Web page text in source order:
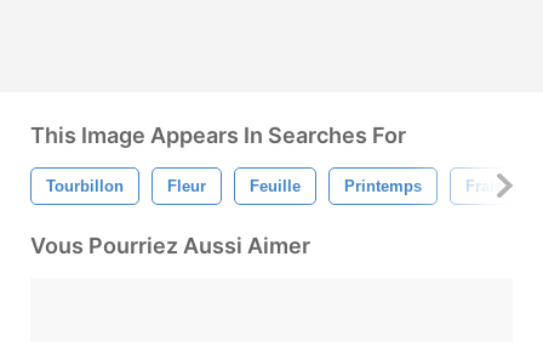
This Image Appears In Searches For
Tourbillon Fleur Feuille Printemps Frais
Vous Pourriez Aussi Aimer